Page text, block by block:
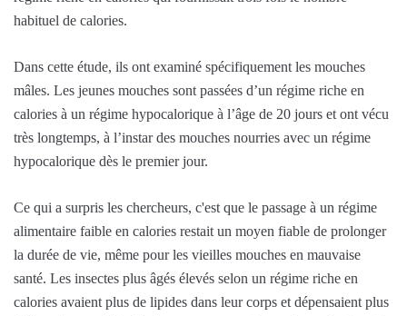
habituel de calories.
Dans cette étude, ils ont examiné spécifiquement les mouches
mâles. Les jeunes mouches sont passées d’un régime riche en
calories à un régime hypocalorique à l’âge de 20 jours et ont vécu
très longtemps, à l’instar des mouches nourries avec un régime
hypocalorique dès le premier jour.
Ce qui a surpris les chercheurs, c'est que le passage à un régime
alimentaire faible en calories restait un moyen fiable de prolonger
la durée de vie, même pour les vieilles mouches en mauvaise
santé. Les insectes plus âgés élevés selon un régime riche en
calories avaient plus de lipides dans leur corps et dépensaient plus